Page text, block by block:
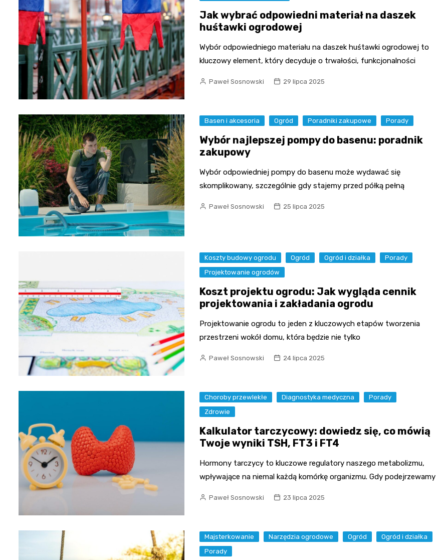
Jak wybrać odpowiedni materiał na daszek
huśtawki ogrodowej
Wybór odpowiedniego materiału na daszek huśtawki ogrodowej to
kluczowy element, który decyduje o trwałości, funkcjonalności
Paweł Sosnowski 29 lipca 2025
Basen i akcesoria Ogród Poradniki zakupowe Porady
Wybór najlepszej pompy do basenu: poradnik
zakupowy
Wybór odpowiedniej pompy do basenu może wydawać się
skomplikowany, szczególnie gdy stajemy przed półką pełną
Paweł Sosnowski 25 lipca 2025
Koszty budowy ogrodu Ogród Ogród i działka
Porady
Projektowanie ogrodów
Koszt projektu ogrodu: Jak wygląda cennik
projektowania i zakładania ogrodu
Projektowanie ogrodu to jeden z kluczowych etapów tworzenia
przestrzeni wokół domu, która będzie nie tylko
Paweł Sosnowski 24 lipca 2025
Choroby przewlekłe Diagnostyka medyczna
Porady
Zdrowie
Kalkulator tarczycowy: dowiedz się, co mówią
Twoje wyniki TSH, FT3 i FT4
Hormony tarczycy to kluczowe regulatory naszego metabolizmu,
wpływające na niemal każdą komórkę organizmu. Gdy podejrzewamy
Paweł Sosnowski 23 lipca 2025
Majsterkowanie Narzędzia ogrodowe Ogród
Ogród i działka
Porady